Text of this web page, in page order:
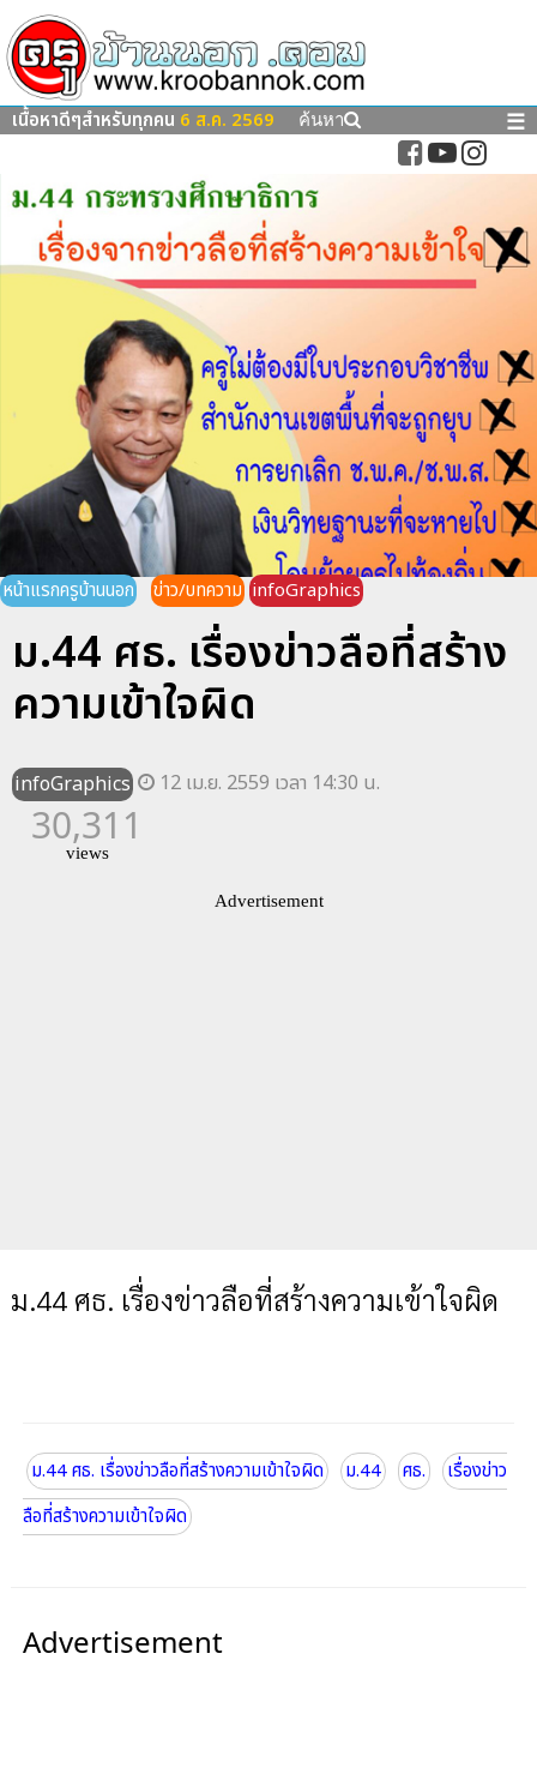
เนื้อหาดีๆสำหรับทุกคน 6 ส.ค. 2569 ค้นหา ☰
หน้าแรกครูบ้านนอก ข่าว/บทความ infoGraphics
ม.44 ศธ. เรื่องข่าวลือที่สร้าง
ความเข้าใจผิด
infoGraphics 12 เม.ย. 2559 เวลา 14:30 น.
30,311
views
Advertisement
ม.44 ศธ. เรื่องข่าวลือที่สร้างความเข้าใจผิด
ม.44 ศธ. เรื่องข่าวลือที่สร้างความเข้าใจผิด ม.44 ศธ.
เรื่องข่าว
ลือที่สร้างความเข้าใจผิด
Advertisement